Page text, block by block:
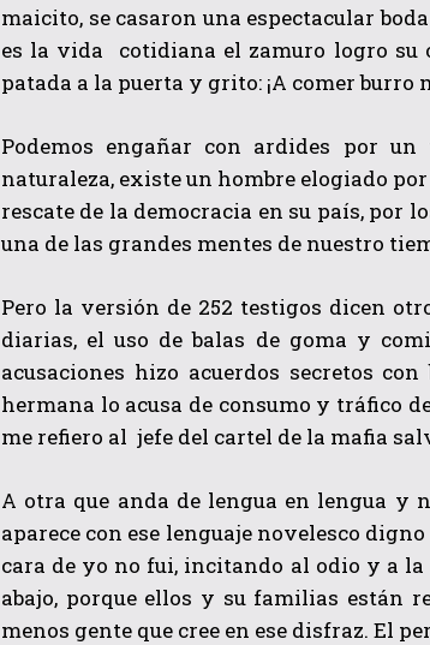
QUIERO
He leído y acepto lasPolítica de
maicito, se casaron una espectacular
es la vida cotidiana el zamuro logro su
patada a la puerta y grito: ¡A comer burro
Podemos engañar con ardides por
naturaleza, existe un hombre elogiado
rescate de la democracia en su país, por
una de las grandes mentes de nuestro
Pero la versión de 252 testigos dicen
diarias, el uso de balas de goma y
acusaciones hizo acuerdos secretos
hermana lo acusa de consumo y tráfico
me refiero al jefe del cartel de la mafia
A otra que anda de lengua en lengua y
aparece con ese lenguaje novelesco
cara de yo no fui, incitando al odio y a la
abajo, porque ellos y su familias están
menos gente que cree en ese disfraz. El